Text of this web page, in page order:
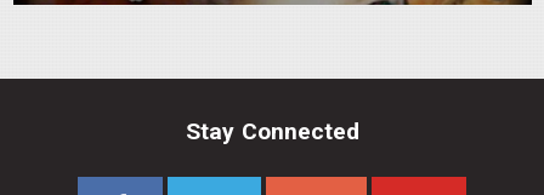
Stay Connected